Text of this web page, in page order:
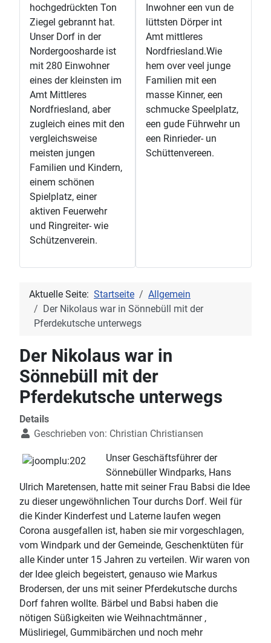
hochgedrückten Ton
Ziegel gebrannt hat.
Unser Dorf in der
Nordergoosharde ist
mit 280 Einwohner
eines der kleinsten im
Amt Mittleres
Nordfriesland, aber
zugleich eines mit den
vergleichsweise
meisten jungen
Familien und Kindern,
einem schönen
Spielplatz, einer
aktiven Feuerwehr
und Ringreiter- wie
Schützenverein.
Inwohner een vun de
lüttsten Dörper int
Amt mittleres
Nordfriesland.Wie
hem over veel junge
Familien mit een
masse Kinner, een
schmucke Speelplatz,
een gude Führwehr un
een Rinrieder- un
Schüttenvereen.
Aktuelle Seite: Startseite
Allgemein
Der Nikolaus war in Sönnebüll mit der
Pferdekutsche unterwegs
Der Nikolaus war in
Sönnebüll mit der
Pferdekutsche unterwegs
Details
Geschrieben von: Christian Christiansen
Unser Geschäftsführer der
Sönnebüller Windparks, Hans
Ulrich Maretensen, hatte mit seiner Frau Babsi die Idee
zu dieser ungewöhnlichen Tour durchs Dorf. Weil für
die Kinder Kinderfest und Laterne laufen wegen
Corona ausgefallen ist, haben sie mir vorgeschlagen,
vom Windpark und der Gemeinde, Geschenktüten für
alle Kinder unter 15 Jahren zu verteilen. Wir waren von
der Idee gleich begeistert, genauso wie Markus
Brodersen, der uns mit seiner Pferdekutsche durchs
Dorf fahren wollte. Bärbel und Babsi haben die
nötigen Süßigkeiten wie Weihnachtmänner ,
Müsliriegel, Gummibärchen und noch mehr